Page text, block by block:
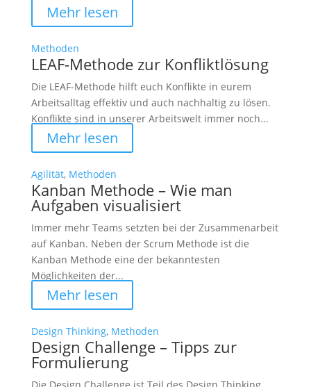
Mehr lesen
Methoden
LEAF-Methode zur Konfliktlösung
Die LEAF-Methode hilft euch Konflikte in eurem
Arbeitsalltag effektiv und auch nachhaltig zu lösen.
Konflikte sind in unserer Arbeitswelt immer noch...
Mehr lesen
Agilität, Methoden
Kanban Methode – Wie man
Aufgaben visualisiert
Immer mehr Teams setzten bei der Zusammenarbeit
auf Kanban. Neben der Scrum Methode ist die
Kanban Methode eine der bekanntesten
Möglichkeiten der...
Mehr lesen
Design Thinking, Methoden
Design Challenge – Tipps zur
Formulierung